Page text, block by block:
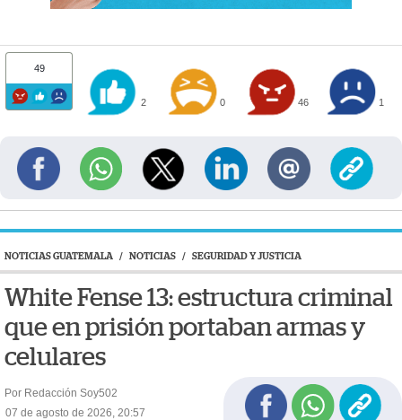
49
2 0 46 1
NOTICIAS GUATEMALA / NOTICIAS / SEGURIDAD Y JUSTICIA
White Fense 13: estructura criminal
que en prisión portaban armas y
celulares
Por Redacción Soy502
07 de agosto de 2026, 20:57